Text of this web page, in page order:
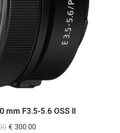
mm F3.5-5.6 OSS II
Il
€ 300.00